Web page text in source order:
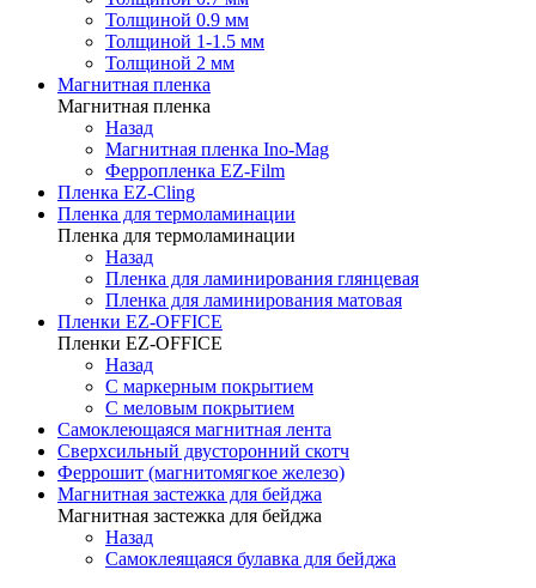
Толщиной 0.9 мм
Толщиной 1-1.5 мм
Толщиной 2 мм
Магнитная пленка
Магнитная пленка
Назад
Магнитная пленка Ino-Mag
Ферропленка EZ-Film
Пленка EZ-Cling
Пленка для термоламинации
Пленка для термоламинации
Назад
Пленка для ламинирования глянцевая
Пленка для ламинирования матовая
Пленки EZ-OFFICE
Пленки EZ-OFFICE
Назад
С маркерным покрытием
С меловым покрытием
Самоклеющаяся магнитная лента
Сверхсильный двусторонний скотч
Феррошит (магнитомягкое железо)
Магнитная застежка для бейджа
Магнитная застежка для бейджа
Назад
Самоклеящаяся булавка для бейджа